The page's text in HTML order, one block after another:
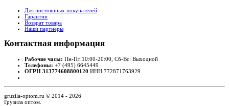
Для постоянных покупателей
Гарантии
Возврат товара
Наши партнеры
Контактная информация
Рабочие часы: Пн-Пт:10:00-20:00, Сб-Вс: Выходной
Телефоны: +7 (495) 6645449
ОГРН 313774608800120 ИНН 772871763929
gruzila-optom.ru © 2014 - 2026
Грузила оптом.